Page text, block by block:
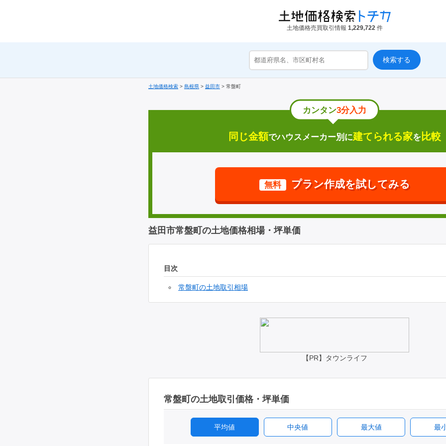
土地価格売買取引情報 1,229,722 件
土地価格検索 > 島根県 > 益田市 > 常盤町
カンタン3分入力
同じ金額でハウスメーカー別に建てられる家を 比較
無料 プラン作成を試してみる
益田市常盤町の土地価格相場・坪単価
目次
常盤町の土地取引相場
【PR】タウンライフ
常盤町の土地取引価格・坪単価
平均値 中央値 最大値 最